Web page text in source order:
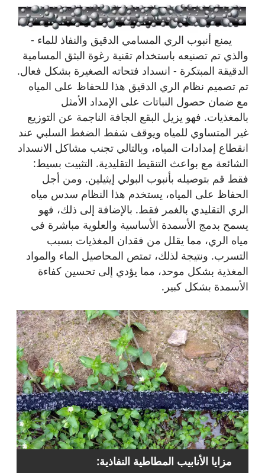
يمنع أنبوب الري المسامي الدقيق والنفاذ للماء -
والذي تم تصنيعه باستخدام تقنية رغوة البثق المسامية
الدقيقة المبتكرة - انسداد فتحاته الصغيرة بشكل فعال.
تم تصميم نظام الري الدقيق هذا للحفاظ على المياه
مع ضمان حصول النباتات على الإمداد الأمثل
بالمغذيات. فهو يزيل البقع الجافة الناجمة عن التوزيع
غير المتساوي للمياه ويوقف شفط الضغط السلبي عند
انقطاع إمدادات المياه، وبالتالي تجنب مشاكل الانسداد
الشائعة مع بواعث التنقيط التقليدية. التثبيت بسيط:
فقط قم بتوصيله بأنبوب البولي إيثيلين. ومن أجل
الحفاظ على المياه، يستخدم هذا النظام سدس مياه
الري التقليدي بالغمر فقط. بالإضافة إلى ذلك، فهو
يسمح بدمج الأسمدة الأساسية والعلوية مباشرة في
مياه الري، مما يقلل من فقدان المغذيات بسبب
التسرب. ونتيجة لذلك، تمتص المحاصيل الماء والمواد
المغذية بشكل موحد، مما يؤدي إلى تحسين كفاءة
الأسمدة بشكل كبير.
مزايا الأنابيب المطاطية النفاذية: